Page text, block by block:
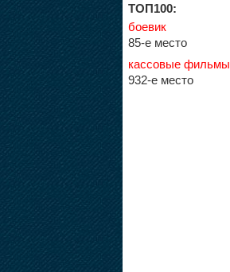
ТОП100:
боевик
85-е место
кассовые фильмы
932-е место